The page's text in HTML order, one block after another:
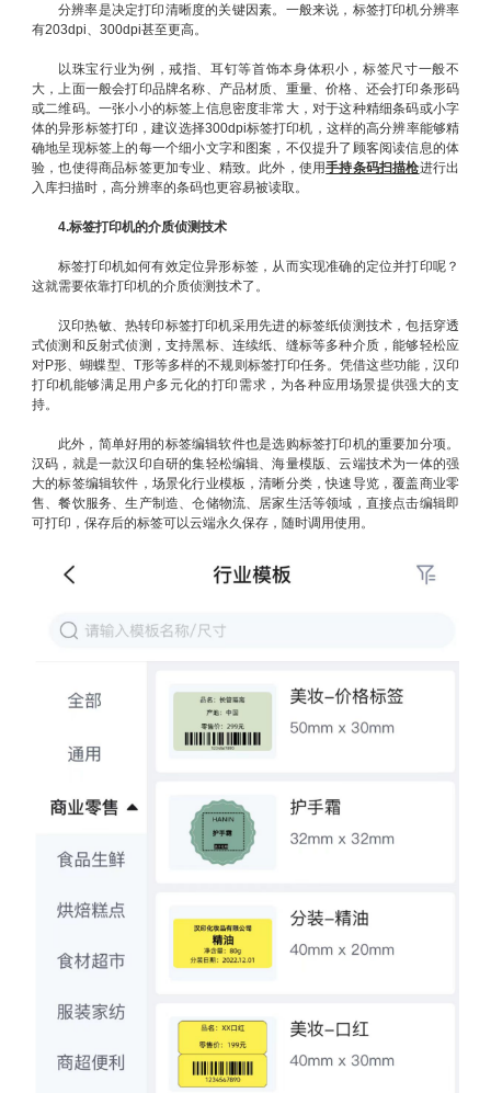
分辨率是决定打印清晰度的关键因素。一般来说，标签打印机分辨率
有203dpi、300dpi甚至更高。
以珠宝行业为例，戒指、耳钉等首饰本身体积小，标签尺寸一般不
大，上面一般会打印品牌名称、产品材质、重量、价格、还会打印条形码
或二维码。一张小小的标签上信息密度非常大，对于这种精细条码或小字
体的异形标签打印，建议选择300dpi标签打印机，这样的高分辨率能够精
确地呈现标签上的每一个细小文字和图案，不仅提升了顾客阅读信息的体
验，也使得商品标签更加专业、精致。此外，使用手持条码扫描枪进行出
入库扫描时，高分辨率的条码也更容易被读取。
4.标签打印机的介质侦测技术
标签打印机如何有效定位异形标签，从而实现准确的定位并打印呢？
这就需要依靠打印机的介质侦测技术了。
汉印热敏、热转印标签打印机采用先进的标签纸侦测技术，包括穿透
式侦测和反射式侦测，支持黑标、连续纸、缝标等多种介质，能够轻松应
对P形、蝴蝶型、T形等多样的不规则标签打印任务。凭借这些功能，汉印
打印机能够满足用户多元化的打印需求，为各种应用场景提供强大的支
持。
此外，简单好用的标签编辑软件也是选购标签打印机的重要加分项。
汉码，就是一款汉印自研的集轻松编辑、海量模版、云端技术为一体的强
大的标签编辑软件，场景化行业模板，清晰分类，快速导览，覆盖商业零
售、餐饮服务、生产制造、仓储物流、居家生活等领域，直接点击编辑即
可打印，保存后的标签可以云端永久保存，随时调用使用。